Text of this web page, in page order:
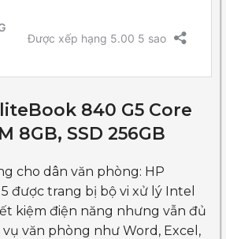
840 G5 Core
8GB, SSD 256GB
cho dân văn phòng: HP
được trang bị bộ vi xử lý Intel
kiệm điện năng nhưng vẫn đủ
vụ văn phòng như Word, Excel,